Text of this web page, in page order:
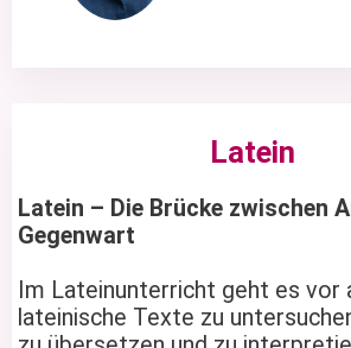
Latein
Latein – Die Brücke zwischen
Gegenwart
Im Lateinunterricht geht es vor
lateinische Texte zu